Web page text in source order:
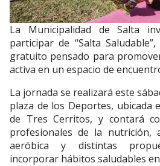
La Municipalidad de Salta
participar de “Salta
gratuito pensado para
activa en un espacio de
La jornada se realizará este
plaza de los Deportes, ubicada
de Tres Cerritos, y contará
profesionales de la nutrición,
aeróbica y distintas
incorporar hábitos saludables